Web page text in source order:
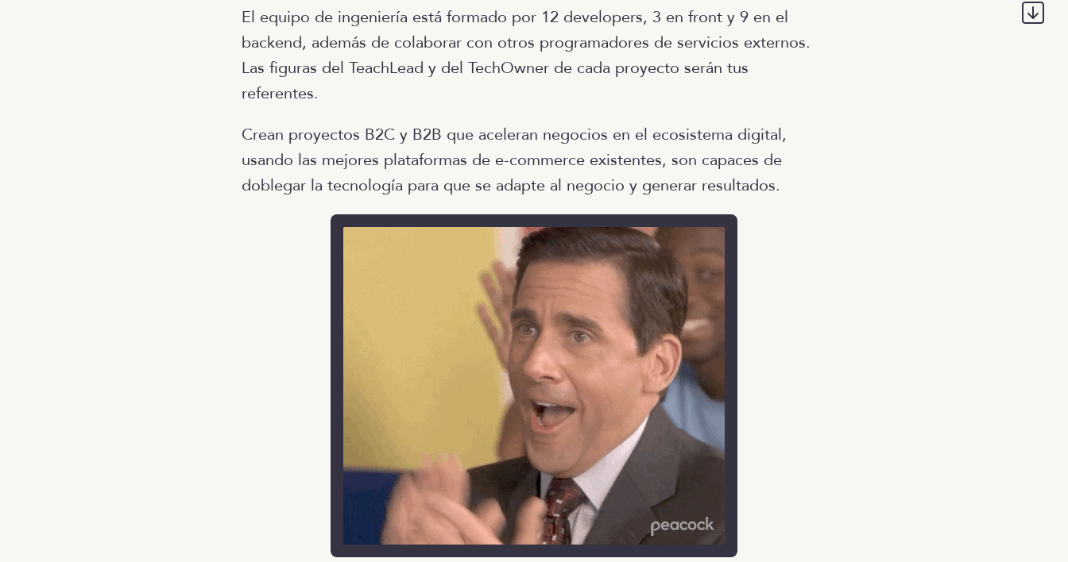
El equipo de ingeniería está formado por 12 developers, 3 en front y 9 en el
backend, además de colaborar con otros programadores de servicios externos.
Las figuras del TeachLead y del TechOwner de cada proyecto serán tus
referentes.
Crean proyectos B2C y B2B que aceleran negocios en el ecosistema digital,
usando las mejores plataformas de e-commerce existentes, son capaces de
doblegar la tecnología para que se adapte al negocio y generar resultados.